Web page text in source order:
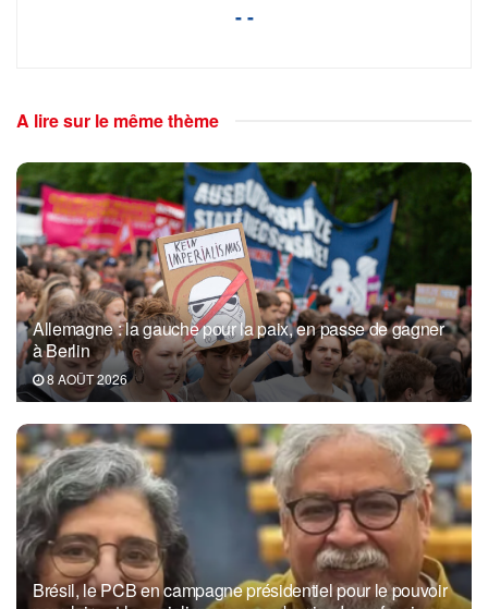
- -
A lire sur le même thème
Allemagne : la gauche pour la paix, en passe de gagner
à Berlin
8 AOÛT 2026
Brésil, le PCB en campagne présidentiel pour le pouvoir